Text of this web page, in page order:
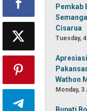
Pemkab
Cisarua
Tuesday,
Wathon
Monday,